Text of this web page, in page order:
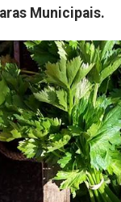
Municipais.